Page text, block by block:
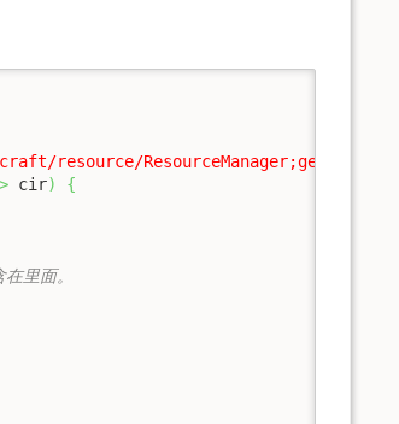
resource/
> cir)
{
里面。